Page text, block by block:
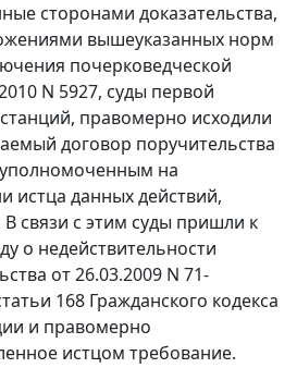
сторонами доказательства,
вышеуказанных норм
почерковедческой
N 5927, суды первой
правомерно исходили
договор поручительства
на
истца данных действий,
связи с этим суды пришли к
о недействительности
от 26.03.2009 N 71-
168 Гражданского кодекса
и правомерно
истцом требование.